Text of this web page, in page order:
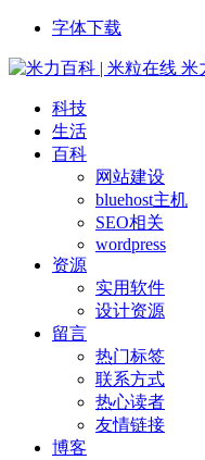
字体下载
米
科技
生活
百科
网站建设
bluehost主机
SEO相关
wordpress
资源
实用软件
设计资源
留言
热门标签
联系方式
热心读者
友情链接
博客